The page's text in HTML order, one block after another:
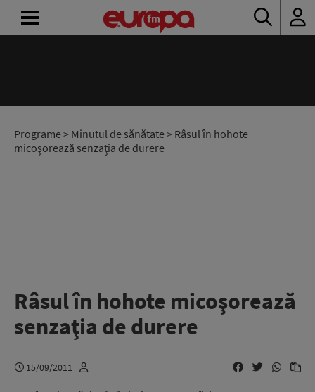
Programe> Minutul de sănătate> Râsul în hohote
micoşorează senzaţia de durere
Râsul în hohote micoşorează
senzaţia de durere
15/09/2011
RADIO